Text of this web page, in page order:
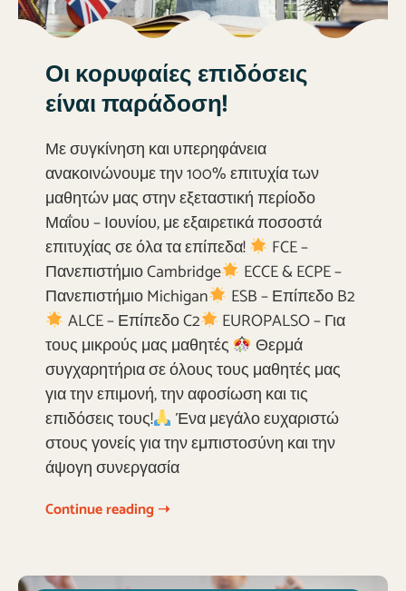
Οι κορυφαίες επιδόσεις
είναι παράδοση!
Με συγκίνηση και υπερηφάνεια
ανακοινώνουμε την 100% επιτυχία των
μαθητών μας στην εξεταστική περίοδο
Μαΐου – Ιουνίου, με εξαιρετικά ποσοστά
επιτυχίας σε όλα τα επίπεδα!
FCE –
Πανεπιστήμιο Cambridge
ECCE & ECPE –
Πανεπιστήμιο Michigan
ESB – Επίπεδο B2
ALCE – Επίπεδο C2
EUROPALSO – Για
τους μικρούς μας μαθητές
Θερμά
συγχαρητήρια σε όλους τους μαθητές μας
για την επιμονή, την αφοσίωση και τις
επιδόσεις τους!
Ένα μεγάλο ευχαριστώ
στους γονείς για την εμπιστοσύνη και την
άψογη συνεργασία
Continue reading ➝